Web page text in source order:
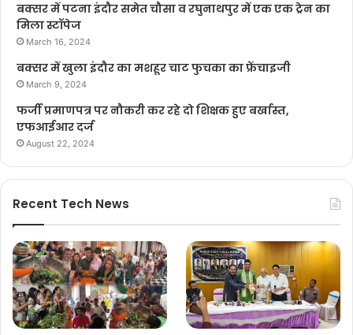
बक्सर में पटना इंदौर समेत चौसा व रघुनाथपुर में एक एक ट्रेन का
मिला स्टॉपेज
March 16, 2024
बक्सर में खुला इंदौर का मशहूर चाट फुचका का फ्रेंचाइजी
March 9, 2024
फर्जी प्रमाणपत्र पर नौकरी कर रहे दो शिक्षक हुए बर्खास्त,
एफआईआर दर्ज
August 22, 2024
Recent Tech News